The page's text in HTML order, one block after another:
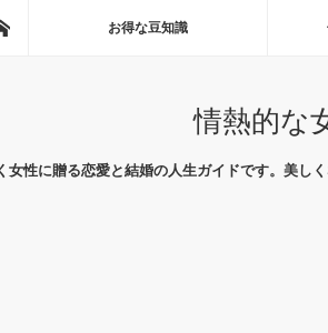
お得な豆知識
情熱的な
女性に贈る恋愛と結婚の人生ガイドです。美し